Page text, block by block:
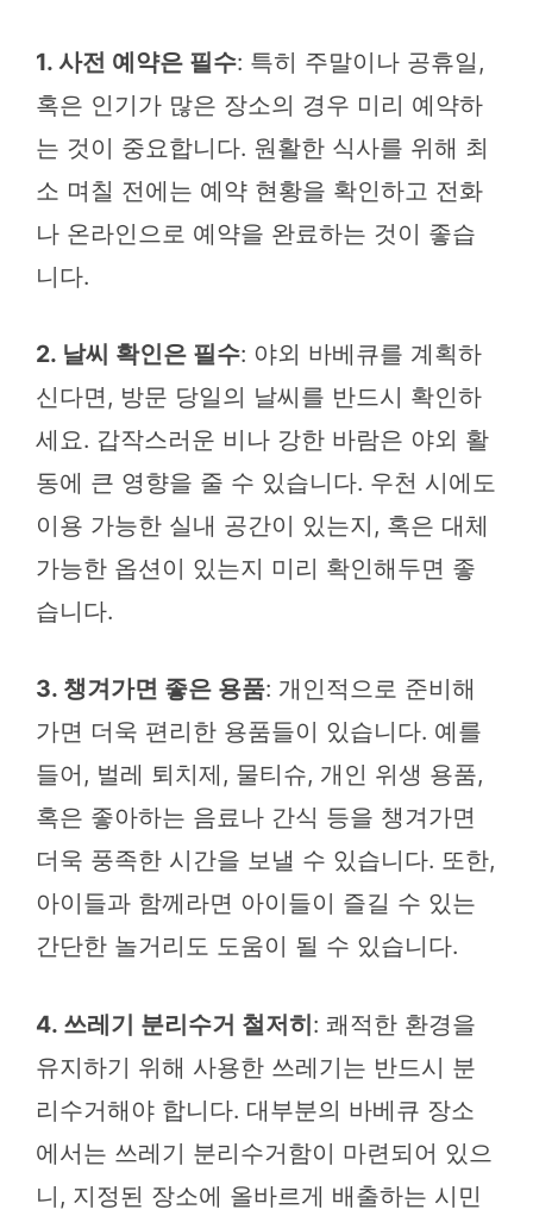
1. 사전 예약은 필수: 특히 주말이나 공휴일,
혹은 인기가 많은 장소의 경우 미리 예약하
는 것이 중요합니다. 원활한 식사를 위해 최
소 며칠 전에는 예약 현황을 확인하고 전화
나 온라인으로 예약을 완료하는 것이 좋습
니다.
2. 날씨 확인은 필수: 야외 바베큐를 계획하
신다면, 방문 당일의 날씨를 반드시 확인하
세요. 갑작스러운 비나 강한 바람은 야외 활
동에 큰 영향을 줄 수 있습니다. 우천 시에도
이용 가능한 실내 공간이 있는지, 혹은 대체
가능한 옵션이 있는지 미리 확인해두면 좋
습니다.
3. 챙겨가면 좋은 용품: 개인적으로 준비해
가면 더욱 편리한 용품들이 있습니다. 예를
들어, 벌레 퇴치제, 물티슈, 개인 위생 용품,
혹은 좋아하는 음료나 간식 등을 챙겨가면
더욱 풍족한 시간을 보낼 수 있습니다. 또한,
아이들과 함께라면 아이들이 즐길 수 있는
간단한 놀거리도 도움이 될 수 있습니다.
4. 쓰레기 분리수거 철저히: 쾌적한 환경을
유지하기 위해 사용한 쓰레기는 반드시 분
리수거해야 합니다. 대부분의 바베큐 장소
에서는 쓰레기 분리수거함이 마련되어 있으
니, 지정된 장소에 올바르게 배출하는 시민